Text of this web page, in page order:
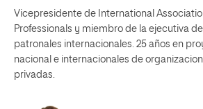
Vicepresidente de International
Professionals y miembro de la ejecutiva
patronales internacionales. 25 años en
nacional e internacionales de
privadas.